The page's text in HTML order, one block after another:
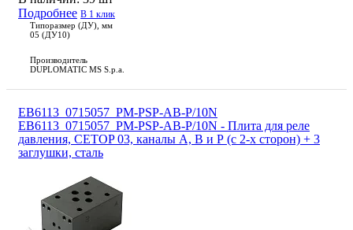
Подробнее В 1 клик
Типоразмер (ДУ), мм
05 (ДУ10)
Производитель
DUPLOMATIC MS S.p.a.
EB6113_0715057_PM-PSP-AB-P/10N
EB6113_0715057_PM-PSP-AB-P/10N - Плита для реле
давления, CETOP 03, каналы А, В и Р (с 2-х сторон) + 3
заглушки, сталь